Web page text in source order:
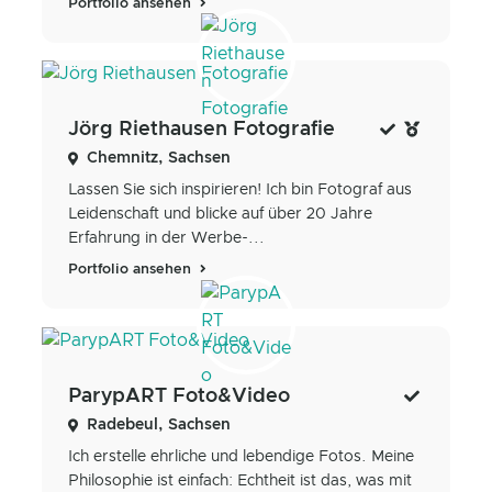
Portfolio ansehen
Jörg Riethausen Fotografie
Chemnitz, Sachsen
Lassen Sie sich inspirieren! Ich bin Fotograf aus
Leidenschaft und blicke auf über 20 Jahre
Erfahrung in der Werbe-...
Portfolio ansehen
ParypART Foto&Video
Radebeul, Sachsen
Ich erstelle ehrliche und lebendige Fotos. Meine
Philosophie ist einfach: Echtheit ist das, was mit